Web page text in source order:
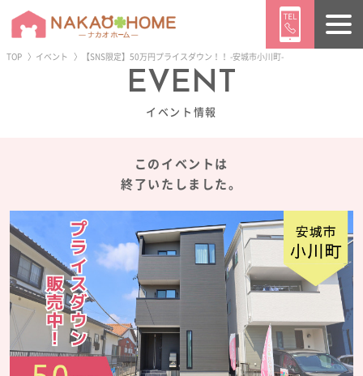
TOP イベント 【SNS限定】50万円プライスダウン！！ -安城市小川町-
EVENT
イベント情報
このイベントは
終了いたしました。
ようこそ ／ ゲスト
ログイン
ニュース ブログ 施工事例
CONTENTS
ナカオホームの家づくり